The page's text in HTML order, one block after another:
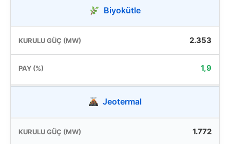
Biyokütle
2.353
1,9
Jeotermal
1.772